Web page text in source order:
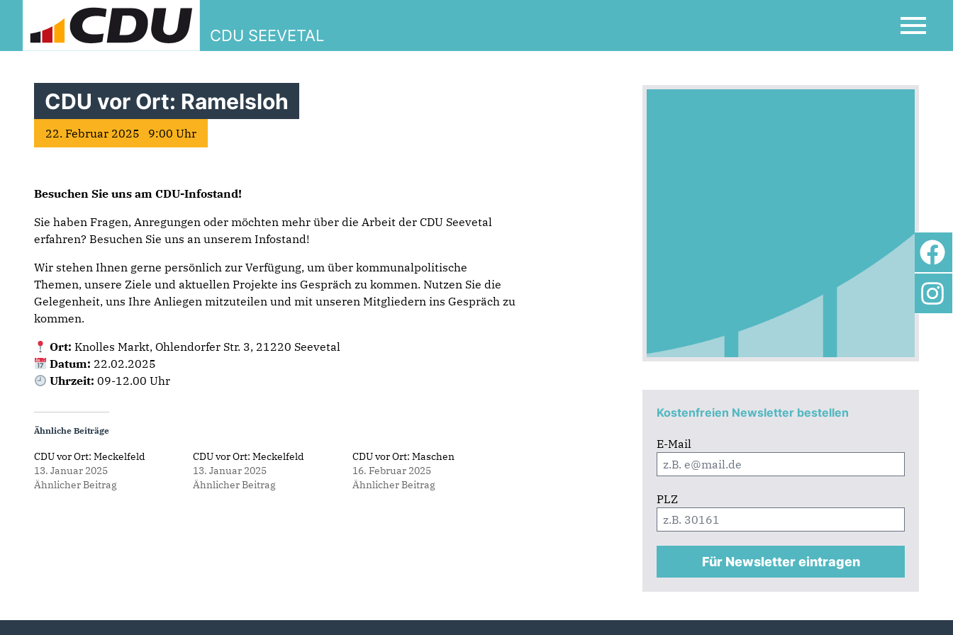
CDU SEEVETAL
Kostenfreien Newsletter bestellen
E-Mail
PLZ
Für Newsletter eintragen
CDU vor Ort: Ramelsloh
22. Februar 2025 9:00 Uhr
Besuchen Sie uns am CDU-Infostand!
Sie haben Fragen, Anregungen oder möchten mehr über die Arbeit der CDU Seevetal
erfahren? Besuchen Sie uns an unserem Infostand!
Wir stehen Ihnen gerne persönlich zur Verfügung, um über kommunalpolitische
Themen, unsere Ziele und aktuellen Projekte ins Gespräch zu kommen. Nutzen Sie die
Gelegenheit, uns Ihre Anliegen mitzuteilen und mit unseren Mitgliedern ins Gespräch zu
kommen.
Ort: Knolles Markt, Ohlendorfer Str. 3, 21220 Seevetal
Datum: 22.02.2025
Uhrzeit: 09-12.00 Uhr
Ähnliche Beiträge
CDU vor Ort: Meckelfeld
13. Januar 2025
Ähnlicher Beitrag
CDU vor Ort: Meckelfeld
13. Januar 2025
Ähnlicher Beitrag
CDU vor Ort: Maschen
16. Februar 2025
Ähnlicher Beitrag